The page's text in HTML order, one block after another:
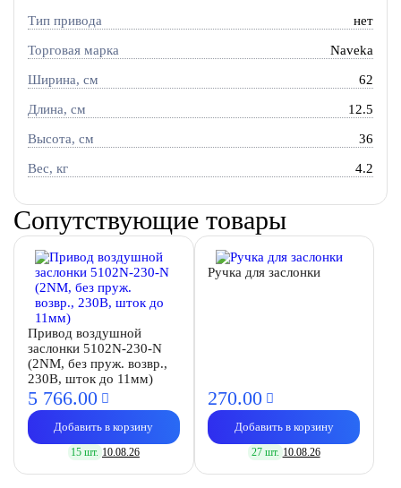
Тип привода нет
Торговая марка Naveka
Ширина, см 62
Длина, см 12.5
Высота, см 36
Вес, кг 4.2
Сопутствующие товары
Привод воздушной
заслонки 5102N-230-N
(2NM, без пруж. возвр.,
230В, шток до 11мм)
5 766.00
Добавить в корзину
15 шт. 10.08.26
Ручка для заслонки
270.00
Добавить в корзину
27 шт. 10.08.26